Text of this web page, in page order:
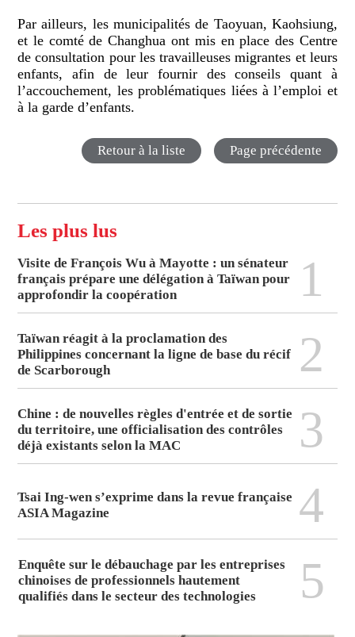
Par ailleurs, les municipalités de Taoyuan, Kaohsiung,
et le comté de Changhua ont mis en place des Centre
de consultation pour les travailleuses migrantes et leurs
enfants, afin de leur fournir des conseils quant à
l’accouchement, les problématiques liées à l’emploi et
à la garde d’enfants.
Retour à la liste Page précédente
Les plus lus
Visite de François Wu à Mayotte : un sénateur
français prépare une délégation à Taïwan pour
approfondir la coopération
1
Taïwan réagit à la proclamation des
Philippines concernant la ligne de base du récif
de Scarborough
2
Chine : de nouvelles règles d'entrée et de sortie
du territoire, une officialisation des contrôles
déjà existants selon la MAC
3
Tsai Ing-wen s’exprime dans la revue française
ASIA Magazine
4
Enquête sur le débauchage par les entreprises
chinoises de professionnels hautement
qualifiés dans le secteur des technologies
5